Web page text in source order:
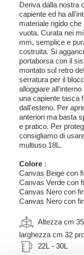
Deriva dalla nostra
capiente ed ha
materiale rigido
vuota. Curata nei
mm, semplice e
costruita. Si
portaborsa con il
montato sul retro
serratura per il
alloggiare
una capiente tasca
dall'esteno. Per
anteriori ma basta
e pratico. Per
consigliamo di
multiuso 18L.
Colore :
Canvas Beige con
Canvas Verde con
Canvas Nero con
Canvas Nero con
Altezza cm
larghezza cm 32
22L - 30L